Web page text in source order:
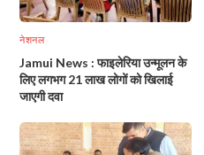
नेशनल
Jamui News : फाइलेरिया उन्मूलन के
लिए लगभग 21 लाख लोगों को खिलाई
जाएगी दवा